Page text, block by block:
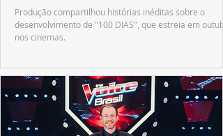
Produção compartilhou histórias inéditas sobre o
desenvolvimento de "100 DIAS", que estreia em
nos cinemas.